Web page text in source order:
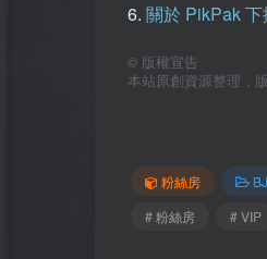
6. 關於 PikPak 下
© 版權宣告
本站原創資源整理，
粉絲房
# 粉絲房
# VIP